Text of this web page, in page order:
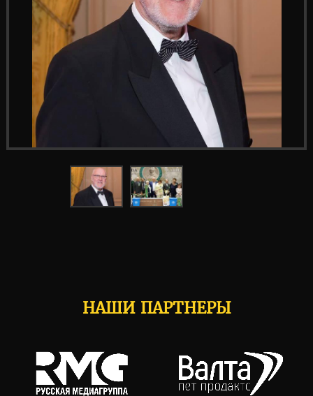
НАШИ ПАРТНЕРЫ